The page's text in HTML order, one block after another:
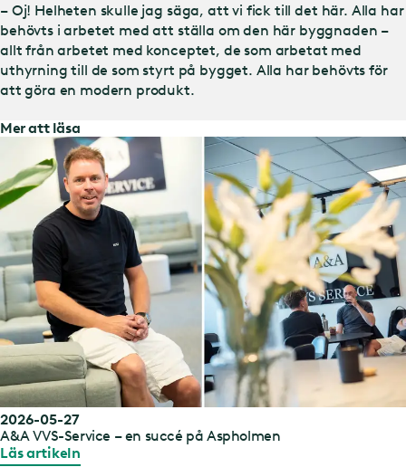
– Oj! Helheten skulle jag säga, att vi fick till det här. Alla har
behövts i arbetet med att ställa om den här byggnaden –
allt från arbetet med konceptet, de som arbetat med
uthyrning till de som styrt på bygget. Alla har behövts för
att göra en modern produkt.
Mer att läsa
2026-05-27
A&A VVS-Service – en succé på Aspholmen
Läs artikeln